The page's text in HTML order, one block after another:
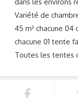
Variété de
45 m² chacune
chacune 01 tente
Toutes les tentes